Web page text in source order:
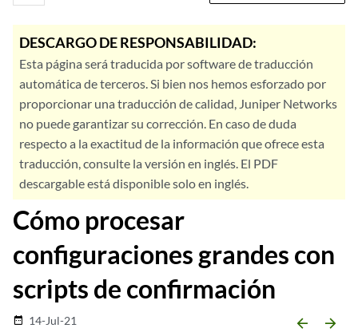
DESCARGO DE RESPONSABILIDAD:
Esta página será traducida por software de traducción
automática de terceros. Si bien nos hemos esforzado por
proporcionar una traducción de calidad, Juniper Networks
no puede garantizar su corrección. En caso de duda
respecto a la exactitud de la información que ofrece esta
traducción, consulte la versión en inglés. El PDF
descargable está disponible solo en inglés.
Cómo procesar
configuraciones grandes con
scripts de confirmación
date_range 14-Jul-21 arrow_backward arrow_forward